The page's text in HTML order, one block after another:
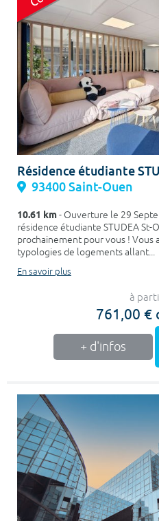
Résidence étudiante
93400 Saint-Ouen
10.61 km- Ouverture le 29
résidence étudiante STUDEA St-
prochainement pour vous ! Vous
typologies de logements allant...
En savoir plus
à
761,00 €
+ d'infos